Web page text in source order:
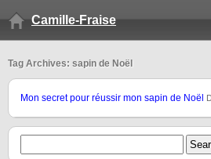
Camille-Fraise
Tag Archives: sapin de Noël
Mon secret pour réussir mon sapin de Noël